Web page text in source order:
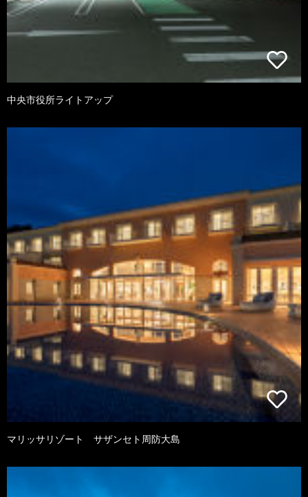
中央市役所ライトアップ
マリッサリゾート サザンセト周防大島